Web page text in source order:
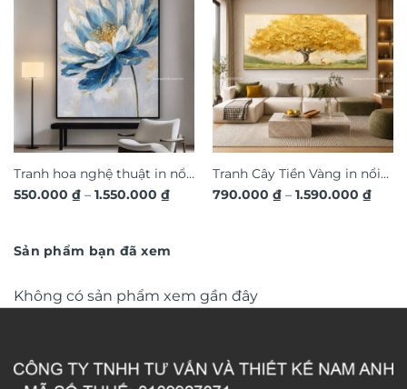
Tranh hoa nghệ thuật in nổi
3D hiệu ứng dát vàng sang
550.000 ₫ – 1.550.000 ₫Khoảng
1.550.000 ₫
Tranh Cây Tiền Vàng in nổi
3D dát vàng ánh kim sang
790.000 ₫ – 1.590.000 ₫
Sản phẩm bạn đã xem
Không có sản phẩm xem gần đây